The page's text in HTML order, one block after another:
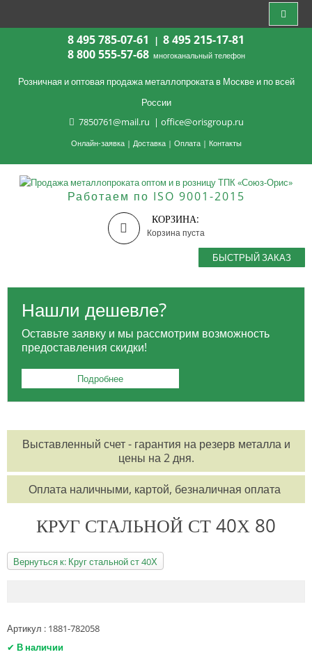
8 495 785-07-61 | 8 495 215-17-81
8 800 555-57-68 многоканальный телефон
Розничная и оптовая продажа металлопроката в Москве и по всей
России
7850761@mail.ru | office@orisgroup.ru
Онлайн-заявка| Доставка| Оплата| Контакты
Работаем по ISO 9001-2015
КОРЗИНА:
Корзина пуста
БЫСТРЫЙ ЗАКАЗ
Нашли дешевле?
Оставьте заявку и мы рассмотрим возможность
предоставления скидки!
Подробнее
Выставленный счет - гарантия на резерв металла и
цены на 2 дня.
Оплата наличными, картой, безналичная оплата
КРУГ СТАЛЬНОЙ СТ 40Х 80
Вернуться к: Круг стальной ст 40Х
Артикул : 1881-782058
✔ В наличии